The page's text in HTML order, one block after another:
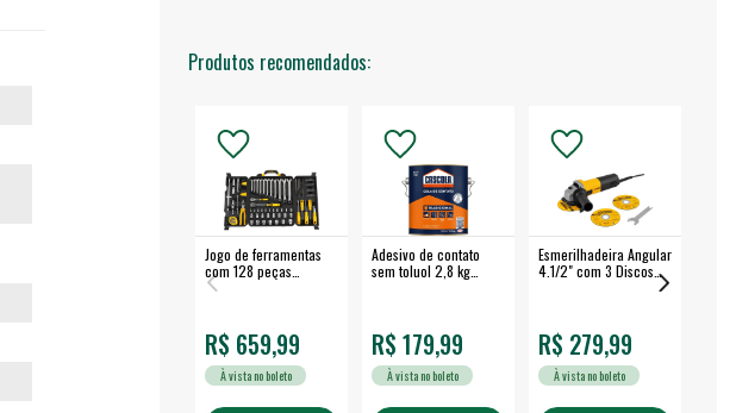
Produtos recomendados:
Jogo de ferramentas
com 128 peças
embalagem fechada -
R$ 659,99
À vista no boleto
Adesivo de contato
sem toluol 2,8 kg
R$ 179,99
À vista no boleto
Esmerilhadeira Angular
4.1/2" com 3 Discos
R$ 279,99
À vista no boleto